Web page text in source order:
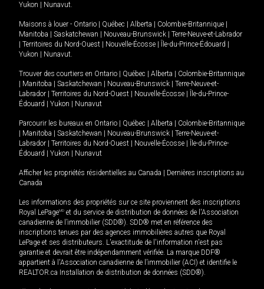
Yukon
Nunavut.
Maisons à louer - Ontario Québec Alberta Colombie-Britannique
Manitoba
Saskatchewan Nouveau-Brunswick
Terre-Neuve-et-Labrador
Territoires du Nord-Ouest Nouvelle-Écosse Île-du-Prince-Édouard
Yukon
Nunavut.
Trouver des courtiers en Ontario Québec Alberta
Colombie-Britannique
Manitoba Saskatchewan Nouveau-Brunswick
Terre-Neuve-et-
Labrador
Territoires du Nord-Ouest Nouvelle-Écosse
Île-du-Prince-
Édouard
Yukon Nunavut
Parcourir les bureaux en Ontario Québec Alberta
Colombie-Britannique
Manitoba Saskatchewan Nouveau-Brunswick
Terre-Neuve-et-
Labrador
Territoires du Nord-Ouest Nouvelle-Écosse
Île-du-Prince-
Édouard
Yukon Nunavut
Afficher les propriétés résidentielles au Canada
Dernières inscriptions au
Canada
Les informations des propriétés sur ce site proviennent des inscriptions
Royal LePageMD et du service de distribution de données de l'Association
canadienne de l’immobilier (SDD®). SDD® met en référence des
inscriptions tenues par des agences immobilières autres que Royal
LePage et ses distributeurs. L'exactitude de l'information n'est pas
garantie et devrait être indépendamment vérifiée. La marque DDF®
appartient à l'Association canadienne de l’immobilier (ACI) et identifie le
REALTOR.ca Installation de distribution de données (SDD®).